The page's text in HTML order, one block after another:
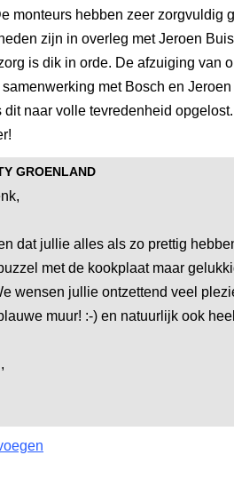
monteurs hebben zeer zorgvuldig
zijn in overleg met Jeroen
is dik in orde. De afzuiging van
met Bosch en
dit naar volle tevredenheid
GROENLAND
dat jullie alles als zo prettig
met de kookplaat maar
wensen jullie ontzettend veel
muur! :-) en natuurlijk ook